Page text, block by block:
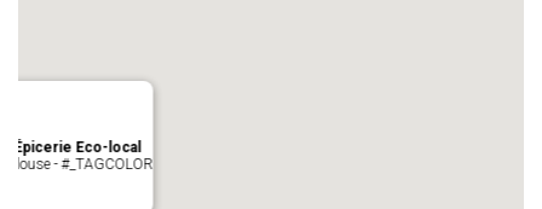
Épicerie Eco-local
- #_TAGCOLOR